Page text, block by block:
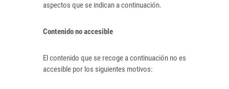
aspectos que se indican a continuación.
Contenido no accesible
El contenido que se recoge a continuación no es
accesible por los siguientes motivos: